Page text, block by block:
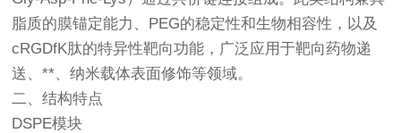
脂质的膜锚定能力、PEG的稳定性和生物相容性，以及
cRGDfK肽的特异性靶向功能，广泛应用于靶向药物递
送、**、纳米载体表面修饰等领域。
二、结构特点
DSPE模块